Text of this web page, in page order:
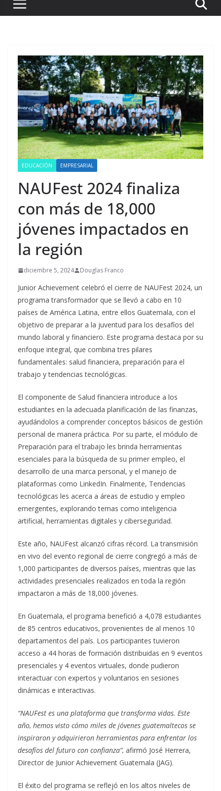
EDUCACIÓN EMPRESARIAL
NAUFest 2024 finaliza
con más de 18,000
jóvenes impactados en
la región
diciembre 5, 2024 Douglas Franco
Junior Achievement celebró el cierre de NAUFest 2024, un
programa transformador que se llevó a cabo en 10
países de América Latina, entre ellos Guatemala, con el
objetivo de preparar a la juventud para los desafíos del
mundo laboral y financiero. Este programa destaca por su
enfoque integral, que combina tres pilares
fundamentales: salud financiera, preparación para el
trabajo y tendencias tecnológicas.
El componente de Salud financiera introduce a los
estudiantes en la adecuada planificación de las finanzas,
ayudándolos a comprender conceptos básicos de gestión
personal de manera práctica. Por su parte, el módulo de
Preparación para el trabajo les brinda herramientas
esenciales para la búsqueda de su primer empleo, el
desarrollo de una marca personal, y el manejo de
plataformas como LinkedIn. Finalmente, Tendencias
tecnológicas les acerca a áreas de estudio y empleo
emergentes, explorando temas como inteligencia
artificial, herramientas digitales y ciberseguridad.
Este año, NAUFest alcanzó cifras récord. La transmisión
en vivo del evento regional de cierre congregó a más de
1,000 participantes de diversos países, mientras que las
actividades presenciales realizados en toda la región
impactaron a más de 18,000 jóvenes.
En Guatemala, el programa benefició a 4,078 estudiantes
de 85 centros educativos, provenientes de al menos 10
departamentos del país. Los participantes tuvieron
acceso a 44 horas de formación distribuidas en 9 eventos
presenciales y 4 eventos virtuales, donde pudieron
interactuar con expertos y voluntarios en sesiones
dinámicas e interactivas.
“NAUFest es una plataforma que transforma vidas. Este
año, hemos visto cómo miles de jóvenes guatemaltecos se
inspiraron y adquirieron herramientas para enfrentar los
desafíos del futuro con confianza”, afirmó José Herrera,
Director de Junior Achievement Guatemala (JAG).
El éxito del programa se reflejó en los altos niveles de